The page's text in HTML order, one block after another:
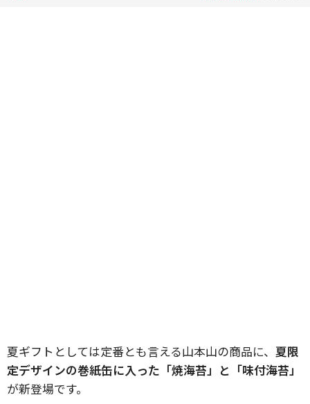
夏ギフトとしては定番とも言える山本山の商品に、 夏限
定デザインの巻紙缶に入った「焼海苔」と「味付海苔」
が新登場です。